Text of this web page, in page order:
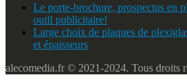
Le porte-brochure, prospectus en
outil publicitaire!
Large choix de plaques de
et épaisseurs
alecomedia.fr © 2021-2024. Tous droits